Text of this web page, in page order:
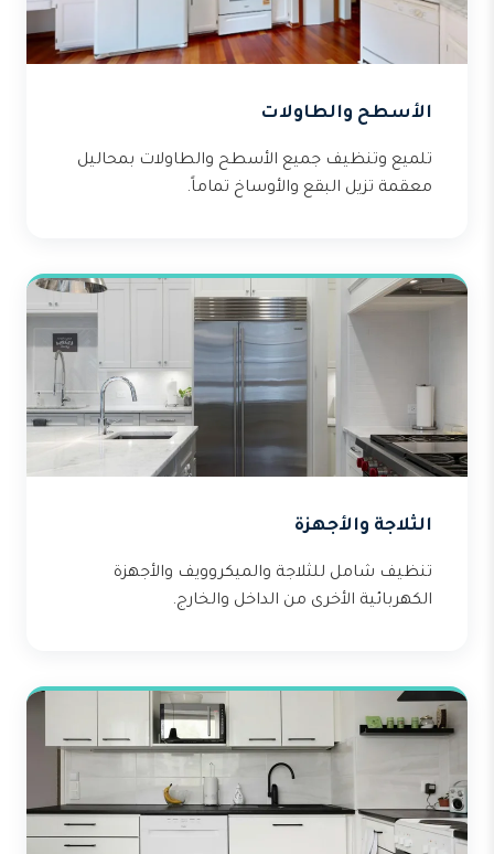
الأسطح والطاولات
تلميع وتنظيف جميع الأسطح والطاولات بمحاليل
معقمة تزيل البقع والأوساخ تماماً.
الثلاجة والأجهزة
تنظيف شامل للثلاجة والميكروويف والأجهزة
الكهربائية الأخرى من الداخل والخارج.